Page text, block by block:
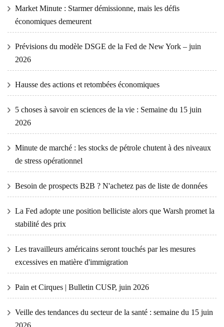
Market Minute : Starmer démissionne, mais les défis
économiques demeurent
Prévisions du modèle DSGE de la Fed de New York – juin
2026
Hausse des actions et retombées économiques
5 choses à savoir en sciences de la vie : Semaine du 15 juin
2026
Minute de marché : les stocks de pétrole chutent à des niveaux
de stress opérationnel
Besoin de prospects B2B ? N'achetez pas de liste de données
La Fed adopte une position belliciste alors que Warsh promet la
stabilité des prix
Les travailleurs américains seront touchés par les mesures
excessives en matière d'immigration
Pain et Cirques | Bulletin CUSP, juin 2026
Veille des tendances du secteur de la santé : semaine du 15 juin